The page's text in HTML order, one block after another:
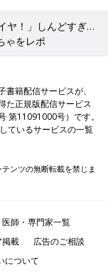
ヤ！」しんどすぎ…
ゃをレポ
籍配信サービスが、
た正規版配信サービス
第11091000号）です。
ているサービスの一覧
ンツの無断転載を禁じま
医師・専門家一覧
掲載
広告のご相談
について